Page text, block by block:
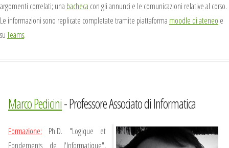
argomenti correlati; una bacheca con gli annunci e le comunicazioni relative al corso.
Le informazioni sono replicate completate tramite piattaforma moodle di ateneo e
suTeams.
Marco Pedicini- Professore Associato di Informatica
Formazione: Ph.D. "Logique et
Fondements de l'Informatique",